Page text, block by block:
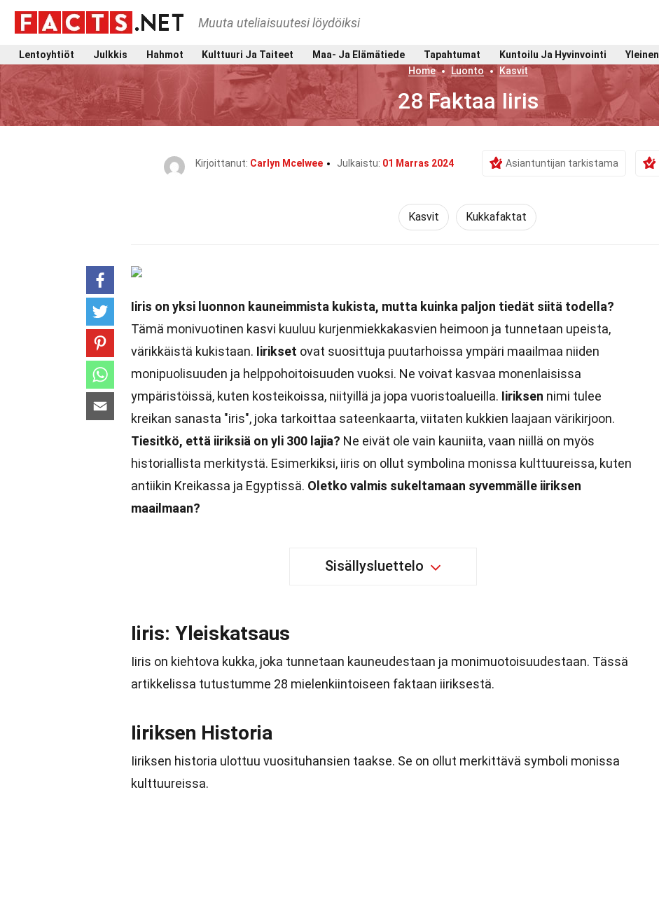
Muuta uteliaisuutesi löydöiksi
Lentoyhtiöt Julkkis Hahmot Kulttuuri Ja Taiteet Maa- Ja Elämätiede Tapahtumat Kuntoilu Ja Hyvinvointi Yleinen
Home
Luonto Kasvit
28 Faktaa Iiris
Kirjoittanut: Carlyn Mcelwee Julkaistu: 01 Marras 2024 Asiantuntijan tarkistama
Kasvit Kukkafaktat
Iiris on yksi luonnon kauneimmista kukista, mutta kuinka paljon tiedät siitä todella?
Tämä monivuotinen kasvi kuuluu kurjenmiekkakasvien heimoon ja tunnetaan upeista,
värikkäistä kukistaan. Iirikset ovat suosittuja puutarhoissa ympäri maailmaa niiden
monipuolisuuden ja helppohoitoisuuden vuoksi. Ne voivat kasvaa monenlaisissa
ympäristöissä, kuten kosteikoissa, niityillä ja jopa vuoristoalueilla. Iiriksen nimi tulee
kreikan sanasta "iris", joka tarkoittaa sateenkaarta, viitaten kukkien laajaan värikirjoon.
Tiesitkö, että iiriksiä on yli 300 lajia? Ne eivät ole vain kauniita, vaan niillä on myös
historiallista merkitystä. Esimerkiksi, iiris on ollut symbolina monissa kulttuureissa, kuten
antiikin Kreikassa ja Egyptissä. Oletko valmis sukeltamaan syvemmälle iiriksen
maailmaan?
Sisällysluettelo
Iiris: Yleiskatsaus
Iiris on kiehtova kukka, joka tunnetaan kauneudestaan ja monimuotoisuudestaan. Tässä
artikkelissa tutustumme 28 mielenkiintoiseen faktaan iiriksestä.
Iiriksen Historia
Iiriksen historia ulottuu vuosituhansien taakse. Se on ollut merkittävä symboli monissa
kulttuureissa.